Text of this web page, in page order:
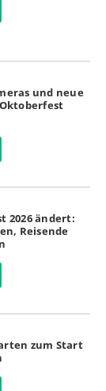
und neue
2026 ändert:
Reisende
zum Start